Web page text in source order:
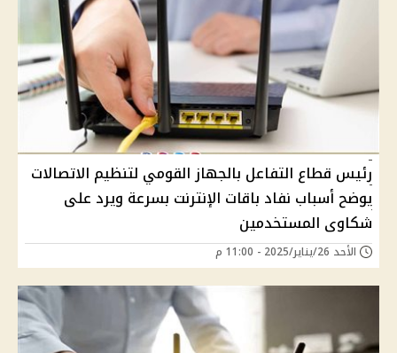
رئيس قطاع التفاعل بالجهاز القومي لتنظيم الاتصالات
يوضح أسباب نفاد باقات الإنترنت بسرعة ويرد على
شكاوى المستخدمين
الأحد 26/يناير/2025 - 11:00 م